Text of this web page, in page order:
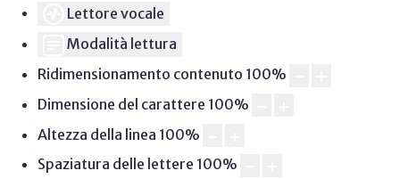
Lettore vocale
Modalità lettura
Ridimensionamento contenuto 100%
Dimensione del carattere 100%
Altezza della linea 100%
Spaziatura delle lettere 100%